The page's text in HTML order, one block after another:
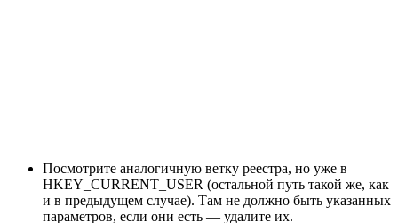
Посмотрите аналогичную ветку реестра, но уже в
HKEY_CURRENT_USER (остальной путь такой же, как
и в предыдущем случае). Там не должно быть указанных
параметров, если они есть — удалите их.